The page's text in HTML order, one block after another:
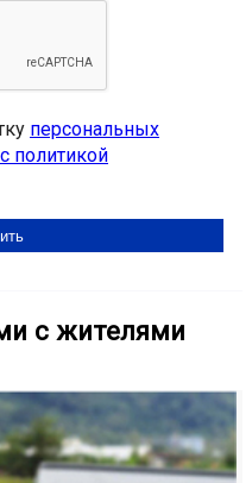
персональных
политикой
с жителями